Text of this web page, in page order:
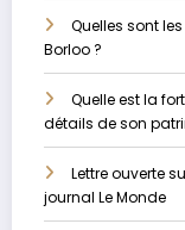
Quelles sont
Borloo ?
Quelle est la
détails de son
Lettre ouverte
journal Le Monde